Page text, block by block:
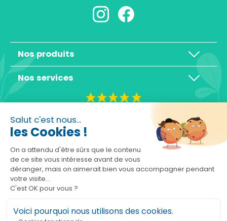
Salut c'est nous...
les Cookies !
On a attendu d'être sûrs que le contenu
de ce site vous intéresse avant de vous
déranger, mais on aimerait bien vous accompagner pendant
votre visite...
C'est OK pour vous ?
Voici pourquoi nous utilisons des cookies.
Nos produits
Nos services